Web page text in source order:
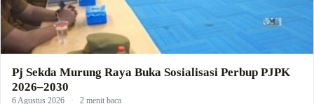
Pj Sekda Murung Raya Buka Sosialisasi Perbup PJPK
2026–2030
6 Agustus 2026 · 2 menit baca